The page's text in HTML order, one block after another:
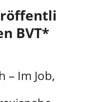
BVT*
– Im Job,